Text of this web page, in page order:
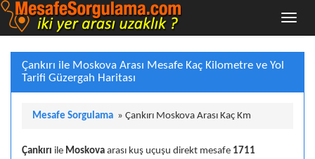
Çankırı ile Moskova Arası Mesafe Kaç Kilometre ve Yol
Tarifi Güzergah Haritası
Mesafe Sorgulama » Çankırı Moskova Arası Kaç Km
Çankırı ile Moskova arası kuş uçuşu direkt mesafe 1711